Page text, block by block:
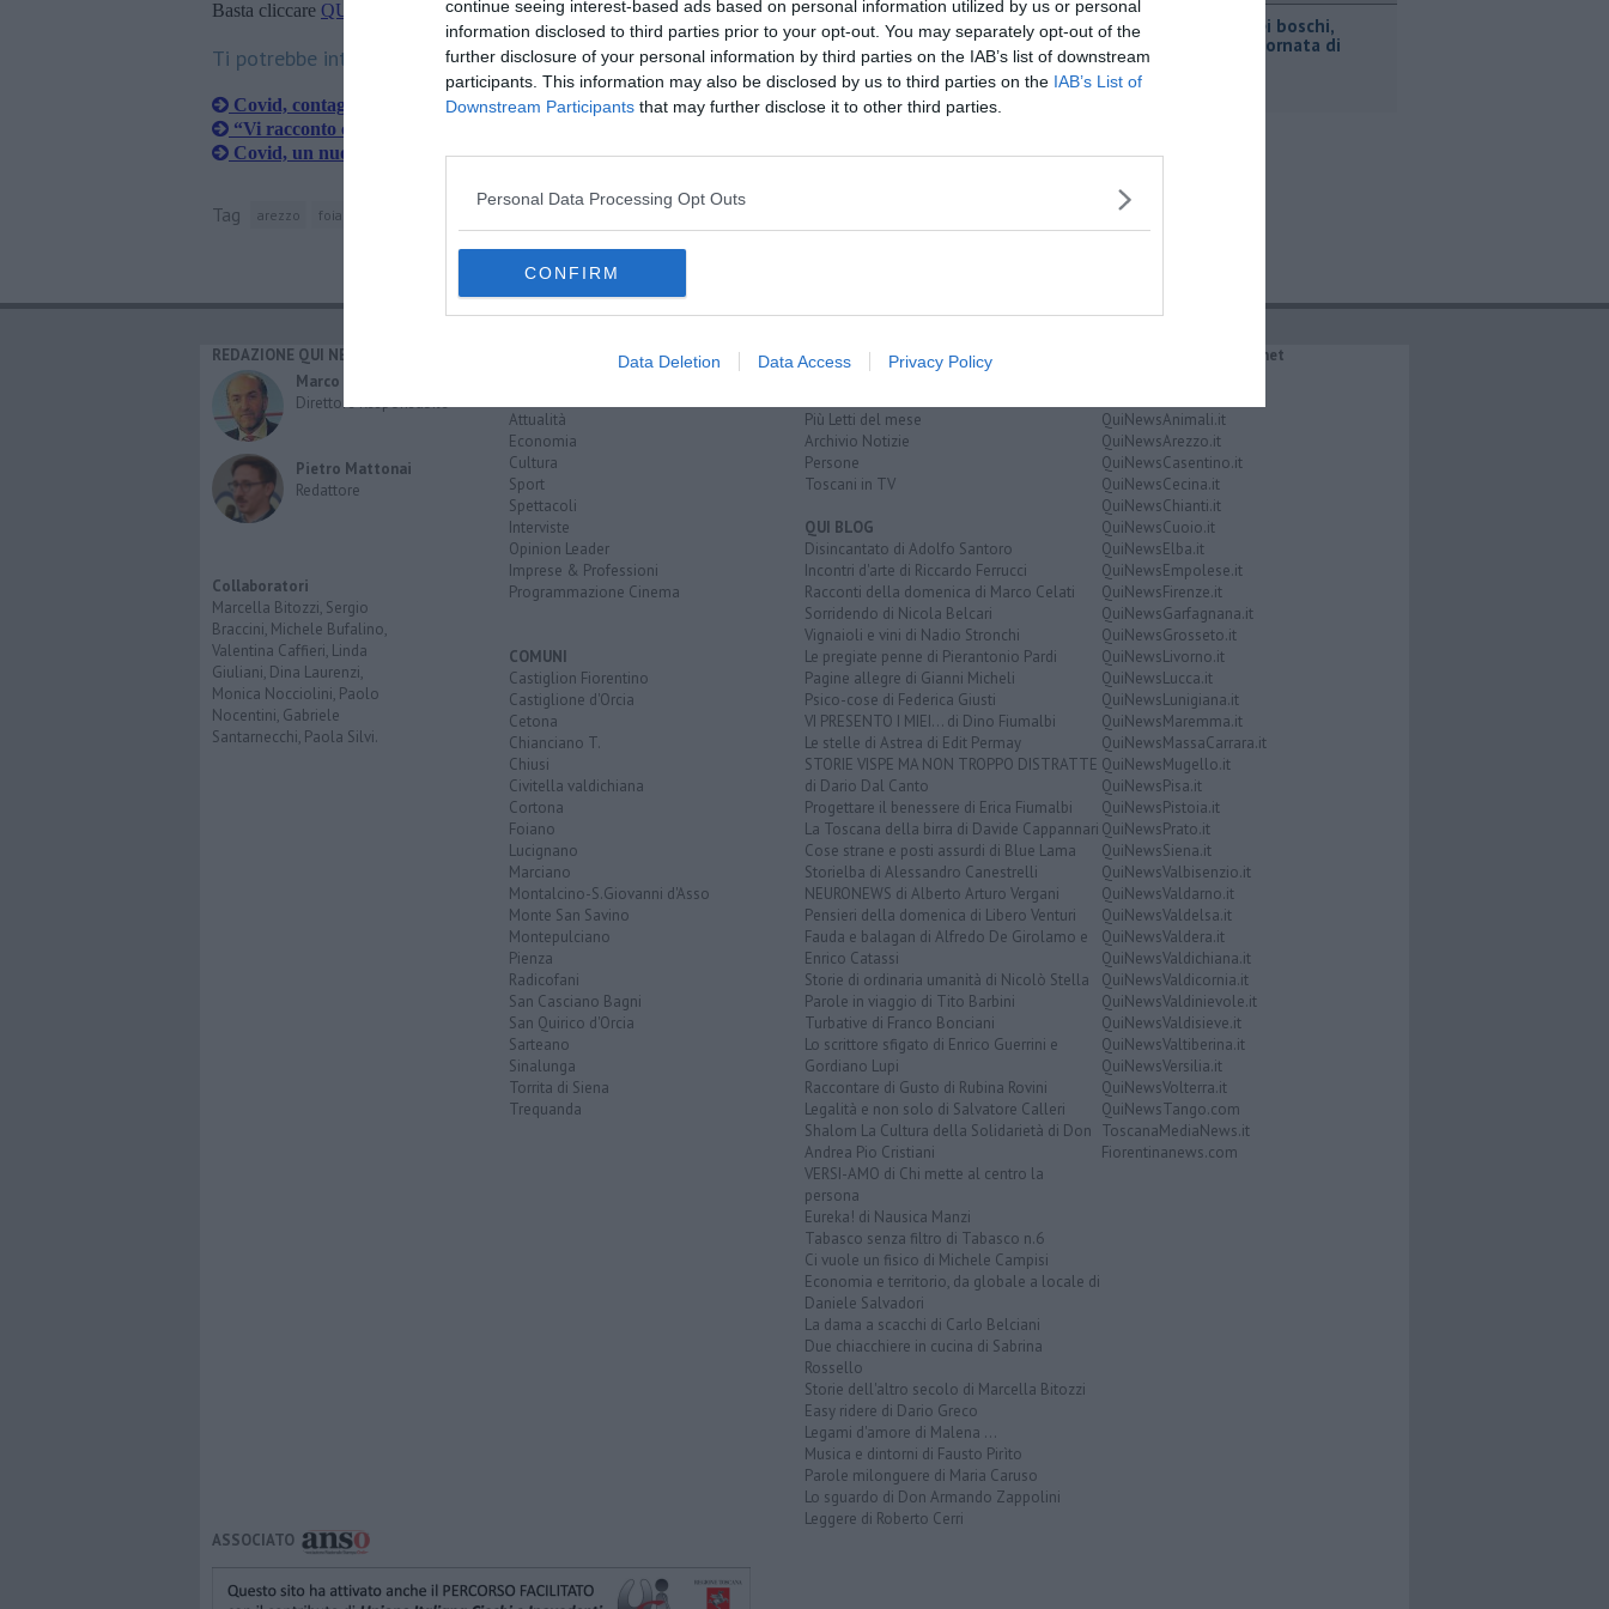
continue seeing interest-based ads based on personal information utilized by us or personal
information disclosed to third parties prior to your opt-out. You may separately opt-out of the
further disclosure of your personal information by third parties on the IAB’s list of downstream
participants. This information may also be disclosed by us to third parties on the IAB’s List of
Downstream Participants that may further disclose it to other third parties.
Personal Data Processing Opt Outs
CONFIRM
Data Deletion Data Access Privacy Policy
Basta cliccare QUI
Ti potrebbe interessare anche:
Covid, contagiato bimbo di 3 anni di Foiano
​“Vi racconto come si esce dall'inferno Covid”
Covid, un nuovo contagio al "mare degli aretini"
Tag arezzo foiano della chiana coronavirus
Incendi nei boschi,
un'altra giornata di
REDAZIONE QUI NEWS
Marco Migli
Direttore Responsabile
Pietro Mattonai
Redattore
Collaboratori
Marcella Bitozzi, Sergio
Braccini, Michele Bufalino,
Valentina Caffieri, Linda
Giuliani, Dina Laurenzi,
Monica Nocciolini, Paolo
Nocentini, Gabriele
Santarnecchi, Paola Silvi.
Attualità
Economia
Cultura
Sport
Spettacoli
Interviste
Opinion Leader
Imprese & Professioni
Programmazione Cinema
COMUNI
Castiglion Fiorentino
Castiglione d'Orcia
Cetona
Chianciano T.
Chiusi
Civitella valdichiana
Cortona
Foiano
Lucignano
Marciano
Montalcino-S.Giovanni d'Asso
Monte San Savino
Montepulciano
Pienza
Radicofani
San Casciano Bagni
San Quirico d'Orcia
Sarteano
Sinalunga
Torrita di Siena
Trequanda
RUBRICHE
Le notizie di oggi
Più Letti del mese
Archivio Notizie
Persone
Toscani in TV
QUI BLOG
Disincantato di Adolfo Santoro
Incontri d'arte di Riccardo Ferrucci
Racconti della domenica di Marco Celati
Sorridendo di Nicola Belcari
Vignaioli e vini di Nadio Stronchi
Le pregiate penne di Pierantonio Pardi
Pagine allegre di Gianni Micheli
Psico-cose di Federica Giusti
VI PRESENTO I MIEI... di Dino Fiumalbi
Le stelle di Astrea di Edit Permay
STORIE VISPE MA NON TROPPO DISTRATTE
di Dario Dal Canto
Progettare il benessere di Erica Fiumalbi
La Toscana della birra di Davide Cappannari
Cose strane e posti assurdi di Blue Lama
Storielba di Alessandro Canestrelli
NEURONEWS di Alberto Arturo Vergani
Pensieri della domenica di Libero Venturi
Fauda e balagan di Alfredo De Girolamo e
Enrico Catassi
Storie di ordinaria umanità di Nicolò Stella
Parole in viaggio di Tito Barbini
Turbative di Franco Bonciani
Lo scrittore sfigato di Enrico Guerrini e
Gordiano Lupi
Raccontare di Gusto di Rubina Rovini
Legalità e non solo di Salvatore Calleri
Shalom La Cultura della Solidarietà di Don
Andrea Pio Cristiani
VERSI-AMO di Chi mette al centro la
persona
Eureka! di Nausica Manzi
Tabasco senza filtro di Tabasco n.6
Ci vuole un fisico di Michele Campisi
Economia e territorio, da globale a locale di
Daniele Salvadori
La dama a scacchi di Carlo Belciani
Due chiacchiere in cucina di Sabrina
Rossello
Storie dell'altro secolo di Marcella Bitozzi
Easy ridere di Dario Greco
Legami d'amore di Malena ...
Musica e dintorni di Fausto Pirìto
Parole milonguere di Maria Caruso
Lo sguardo di Don Armando Zappolini
Leggere di Roberto Cerri
IL NETWORK QuiNews.net
QuiNewsAnimali.it
QuiNewsArezzo.it
QuiNewsCasentino.it
QuiNewsCecina.it
QuiNewsChianti.it
QuiNewsCuoio.it
QuiNewsElba.it
QuiNewsEmpolese.it
QuiNewsFirenze.it
QuiNewsGarfagnana.it
QuiNewsGrosseto.it
QuiNewsLivorno.it
QuiNewsLucca.it
QuiNewsLunigiana.it
QuiNewsMaremma.it
QuiNewsMassaCarrara.it
QuiNewsMugello.it
QuiNewsPisa.it
QuiNewsPistoia.it
QuiNewsPrato.it
QuiNewsSiena.it
QuiNewsValbisenzio.it
QuiNewsValdarno.it
QuiNewsValdelsa.it
QuiNewsValdera.it
QuiNewsValdichiana.it
QuiNewsValdicornia.it
QuiNewsValdinievole.it
QuiNewsValdisieve.it
QuiNewsValtiberina.it
QuiNewsVersilia.it
QuiNewsVolterra.it
QuiNewsTango.com
ToscanaMediaNews.it
Fiorentinanews.com
ASSOCIATO